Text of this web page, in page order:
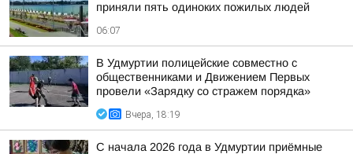
приняли пять одиноких пожилых людей
06:07
В Удмуртии полицейские совместно с
общественниками и Движением Первых
провели «Зарядку со стражем порядка»
Вчера, 18:19
С начала 2026 года в Удмуртии приёмные